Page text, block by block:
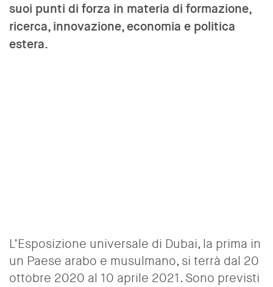
suoi punti di forza in materia di formazione,
ricerca, innovazione, economia e politica
estera.
L’Esposizione universale di Dubai, la prima in
un Paese arabo e musulmano, si terrà dal 20
ottobre 2020 al 10 aprile 2021. Sono previsti